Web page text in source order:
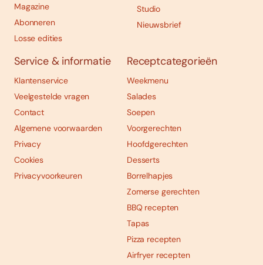
Magazine
Abonneren
Losse edities
Studio
Nieuwsbrief
Service & informatie
Klantenservice
Veelgestelde vragen
Contact
Algemene voorwaarden
Privacy
Cookies
Privacyvoorkeuren
Receptcategorieën
Weekmenu
Salades
Soepen
Voorgerechten
Hoofdgerechten
Desserts
Borrelhapjes
Zomerse gerechten
BBQ recepten
Tapas
Pizza recepten
Airfryer recepten